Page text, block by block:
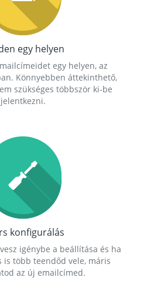
egy helyen
egy helyen, az
Könnyebben áttekinthető,
szükséges többször ki-be
jelentkezni.
konfigurálás
igénybe a beállítása és ha
is több teendőd vele, máris
az új emailcímed.